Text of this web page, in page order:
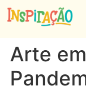
Arte